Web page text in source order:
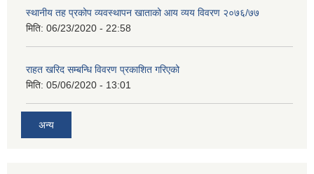
स्थानीय तह प्रकोप व्यवस्थापन खाताको आय व्यय विवरण २०७६/७७
मिति: 06/23/2020 - 22:58
राहत खरिद सम्बन्धि विवरण प्रकाशित गरिएको
मिति: 05/06/2020 - 13:01
अन्य